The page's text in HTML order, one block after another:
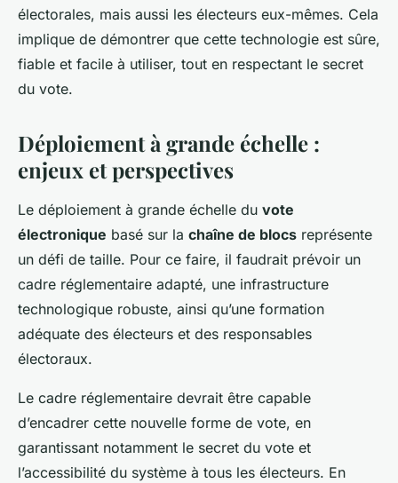
électorales, mais aussi les électeurs eux-mêmes. Cela
implique de démontrer que cette technologie est sûre,
fiable et facile à utiliser, tout en respectant le secret
du vote.
Déploiement à grande échelle :
enjeux et perspectives
Le déploiement à grande échelle du vote
électronique basé sur la chaîne de blocs représente
un défi de taille. Pour ce faire, il faudrait prévoir un
cadre réglementaire adapté, une infrastructure
technologique robuste, ainsi qu’une formation
adéquate des électeurs et des responsables
électoraux.
Le cadre réglementaire devrait être capable
d’encadrer cette nouvelle forme de vote, en
garantissant notamment le secret du vote et
l’accessibilité du système à tous les électeurs. En